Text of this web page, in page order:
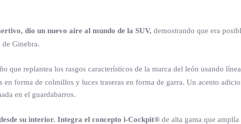
dio un nuevo aire al mundo de la SUV, demostrando que era
Ginebra.
que replantea los rasgos característicos de la marca del león usando
forma de colmillos y luces traseras en forma de garra. Un acento
en el guardabarros.
su interior. Integra el concepto i-Cockpit® de alta gama que